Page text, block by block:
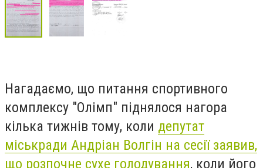
Нагадаємо, що питання спортивного
комплексу "Олімп" піднялося нагора
кілька тижнів тому, коли депутат
міськради Андріан Волгін на сесії заявив,
що розпочне сухе голодування, коли його